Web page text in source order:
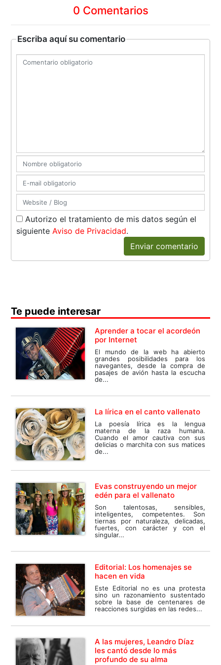
0 Comentarios
Escriba aquí su comentario
Autorizo el tratamiento de mis datos según el
siguienteAviso de Privacidad.
Enviar comentario
Te puede interesar
Aprender a tocar el acordeón
por Internet
El mundo de la web ha abierto
grandes posibilidades para los
navegantes, desde la compra de
pasajes de avión hasta la escucha
de...
La lírica en el canto vallenato
La poesía lírica es la lengua
materna de la raza humana.
Cuando el amor cautiva con sus
delicias o marchita con sus matices
de...
Evas construyendo un mejor
edén para el vallenato
Son talentosas, sensibles,
inteligentes, competentes. Son
tiernas por naturaleza, delicadas,
fuertes, con carácter y con el
singular...
Editorial: Los homenajes se
hacen en vida
Este Editorial no es una protesta
sino un razonamiento sustentado
sobre la base de centenares de
reacciones surgidas en las redes...
A las mujeres, Leandro Díaz
les cantó desde lo más
profundo de su alma